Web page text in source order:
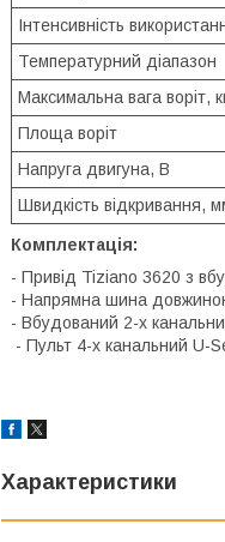
Інтенсивність
Температурний діапазон
Максимальна вага воріт,
Площа воріт
Напруга двигуна, В
Швидкість відкривання,
Комплектація:
- Привід Tiziano 3620 з
- Напрямна шина
- Вбудований 2-х
- Пульт 4-х канальний
Характеристики